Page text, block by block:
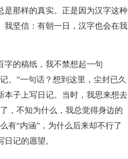
是那样的真实。正是因为汉字这种
我坚信：有朝一日，汉字也会在我
字的稿纸，我不禁想起一句
。”一句话？想到这里，尘封已久
本子上写日记。当时，我思来想去
，不知为什么，我总觉得身边的
有“内涵”，为什么后来却不行了
记的愿望。